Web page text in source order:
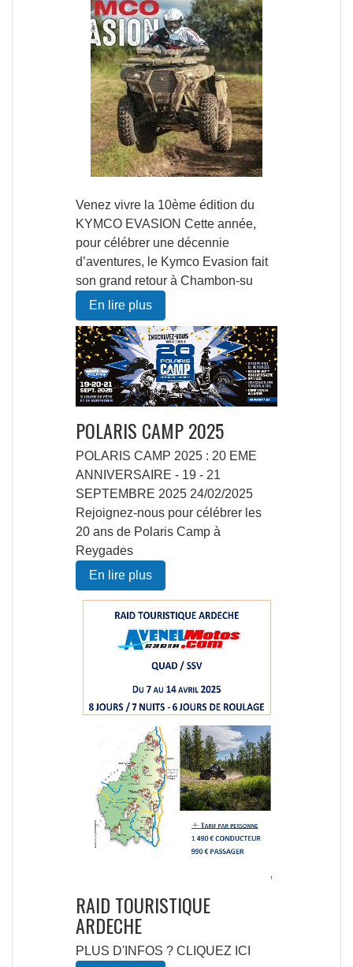
Venez vivre la 10ème édition du
KYMCO EVASION Cette année,
pour célébrer une décennie
d’aventures, le Kymco Evasion fait
son grand retour à Chambon-su
En lire plus
POLARIS CAMP 2025
POLARIS CAMP 2025 : 20 EME
ANNIVERSAIRE - 19 - 21
SEPTEMBRE 2025 24/02/2025
Rejoignez-nous pour célébrer les
20 ans de Polaris Camp à
Reygades
En lire plus
RAID TOURISTIQUE
ARDECHE
PLUS D'INFOS ? CLIQUEZ ICI